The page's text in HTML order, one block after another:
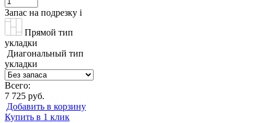
Запас на подрезку i
Прямой тип
укладки
Диагональный тип
укладки
Всего:
7 725 руб.
Добавить в корзину
Купить в 1 клик